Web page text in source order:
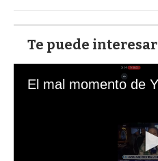
Te puede interesar